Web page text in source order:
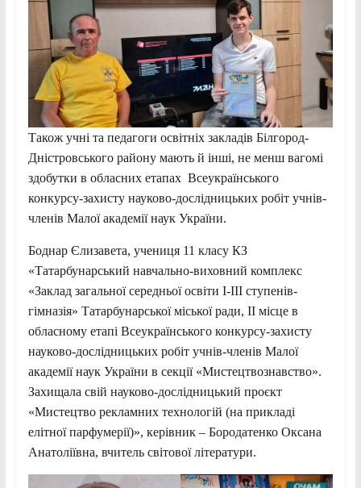
Також учні та педагоги освітніх закладів Білгород-
Дністровського району мають й інші, не менш вагомі
здобутки в обласних етапах Всеукраїнського
конкурсу-захисту науково-дослідницьких робіт учнів-
членів Малої академії наук України.
Боднар Єлизавета, учениця 11 класу КЗ
«Татарбунарський навчально-виховний комплекс
«Заклад загальної середньої освіти І-ІІІ ступенів-
гімназія» Татарбунарської міської ради, ІІ місце в
обласному етапі Всеукраїнського конкурсу-захисту
науково-дослідницьких робіт учнів-членів Малої
академії наук України в секції «Мистецтвознавство».
Захищала свій науково-дослідницький проєкт
«Мистецтво рекламних технологій (на прикладі
елітної парфумерії)», керівник – Бородатенко Оксана
Анатоліївна, вчитель світової літератури.